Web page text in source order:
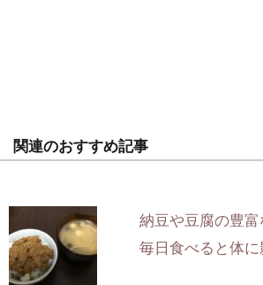
関連のおすすめ記事
納豆や豆腐の豊富
毎日食べると体に